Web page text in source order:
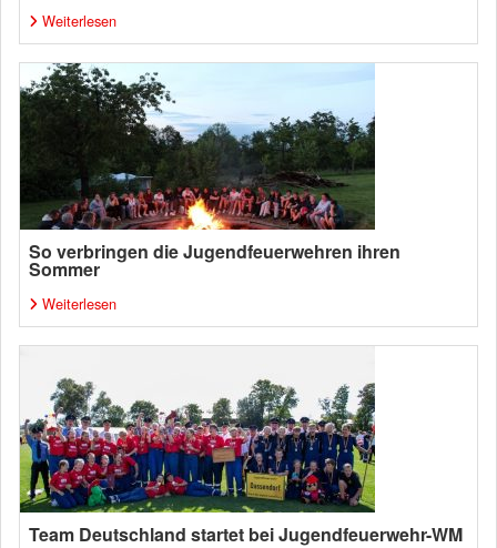
Weiterlesen
So verbringen die Jugendfeuerwehren ihren
Sommer
Weiterlesen
Team Deutschland startet bei Jugendfeuerwehr-WM